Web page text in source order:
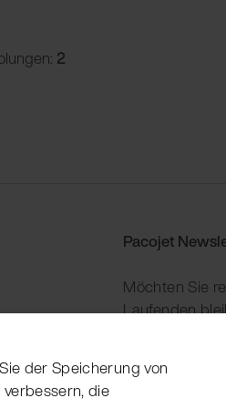
2
Pacojet
Möchten Sie
Laufenden
Jetzt
der Speicherung von
die